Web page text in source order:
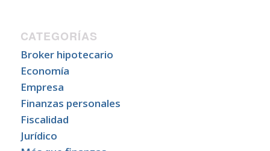
CATEGORÍAS
Broker hipotecario
Economía
Empresa
Finanzas personales
Fiscalidad
Jurídico